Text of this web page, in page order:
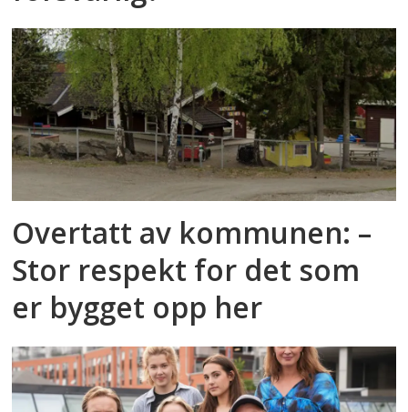
Overtatt av kommunen: –
Stor respekt for det som
er bygget opp her